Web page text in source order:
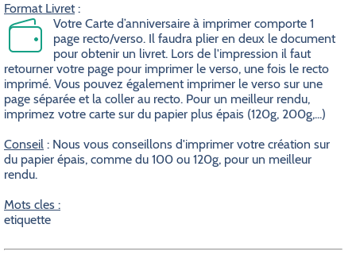
Format Livret:
Votre Carte d’anniversaire à imprimer comporte 1
page recto/verso. Il faudra plier en deux le document
pour obtenir un livret. Lors de l'impression il faut
retourner votre page pour imprimer le verso, une fois le recto
imprimé. Vous pouvez également imprimer le verso sur une
page séparée et la coller au recto. Pour un meilleur rendu,
imprimez votre carte sur du papier plus épais (120g, 200g,...)
Conseil : Nous vous conseillons d'imprimer votre création sur
du papier épais, comme du 100 ou 120g, pour un meilleur
rendu.
Mots cles :
etiquette